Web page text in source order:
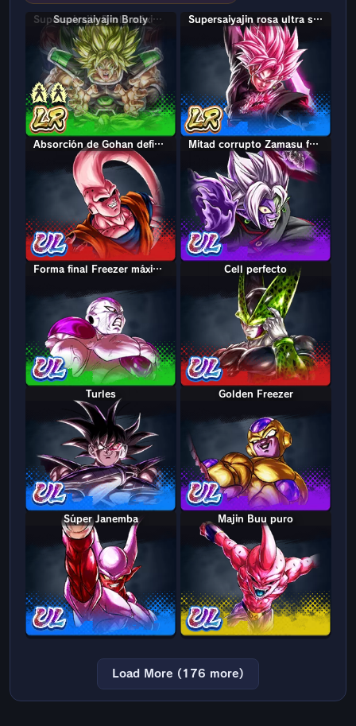
Supersaiyajin Broly Supersaiyajin Broly máximo poder Supersaiyajin rosa ultra supervillano Goku Oscuro
Absorción de Gohan definitivo Majin Buu Mitad corrupto Zamasu fusionado
Forma final Freezer máximo poder Cell perfecto
Turles Golden Freezer
Súper Janemba Majin Buu puro
Load More (176 more)